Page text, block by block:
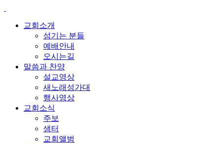
교회소개
섬기는 분들
예배안내
오시는길
말씀과 찬양
설교영상
새노래성가대
행사영상
교회소식
주보
샘터
교회앨범